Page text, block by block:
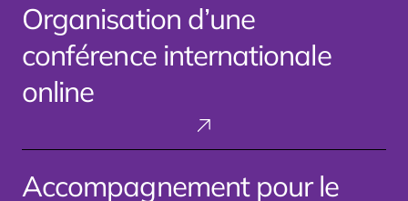
d’une
conférence
internationale
online
Organisation d’une
conférence internationale
online
pour
Accompagnement pour le